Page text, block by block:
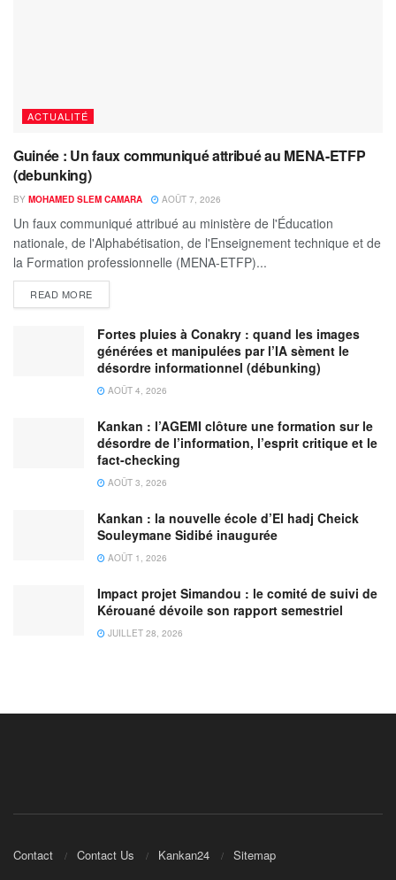
ACTUALITÉ
Guinée : Un faux communiqué attribué au MENA-ETFP
(debunking)
BY MOHAMED SLEM CAMARA AOÛT 7, 2026
Un faux communiqué attribué au ministère de l'Éducation
nationale, de l'Alphabétisation, de l'Enseignement technique et de
la Formation professionnelle (MENA-ETFP)...
READ MORE
Fortes pluies à Conakry : quand les images
générées et manipulées par l’IA sèment le
désordre informationnel (débunking)
AOÛT 4, 2026
Kankan : l’AGEMI clôture une formation sur le
désordre de l’information, l’esprit critique et le
fact-checking
AOÛT 3, 2026
Kankan : la nouvelle école d’El hadj Cheick
Souleymane Sidibé inaugurée
AOÛT 1, 2026
Impact projet Simandou : le comité de suivi de
Kérouané dévoile son rapport semestriel
JUILLET 28, 2026
Contact Contact Us Kankan24 Sitemap